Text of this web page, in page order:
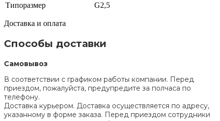
Типоразмер
G2,5
Доставка и оплата
Способы доставки
Самовывоз
В соответствии с графиком работы компании. Перед
приездом, пожалуйста, предупредите за полчаса по
телефону.
Доставка курьером. Доставка осуществляется по адресу,
указанному в форме заказа. Перед приездом сотрудники